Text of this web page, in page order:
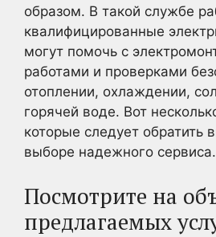
образом. В такой службе
квалифицированные
могут помочь с
работами и проверками
отоплении, охлаждении,
горячей воде. Вот
которые следует обратить
выборе надежного сервиса.
Посмотрите на
предлагаемых